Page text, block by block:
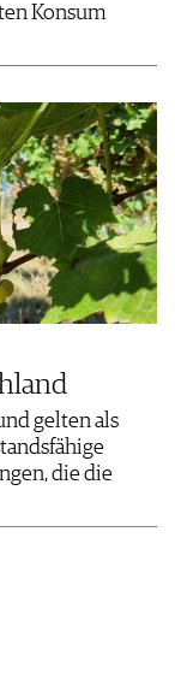
Konsum
gelten als
die die